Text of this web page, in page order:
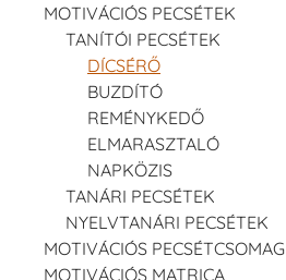
MOTIVÁCIÓS PECSÉTEK
TANÍTÓI PECSÉTEK
DÍCSÉRŐ
BUZDÍTÓ
REMÉNYKEDŐ
ELMARASZTALÓ
NAPKÖZIS
TANÁRI PECSÉTEK
NYELVTANÁRI PECSÉTEK
MOTIVÁCIÓS PECSÉTCSOMAG
MOTIVÁCIÓS MATRICA